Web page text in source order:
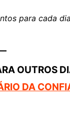
para cada
OUTROS
DA